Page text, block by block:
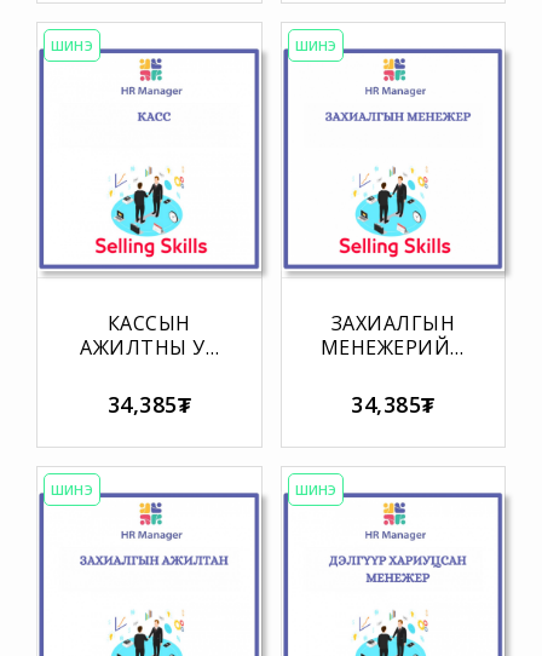
ШИНЭ
КАССЫН
АЖИЛТНЫ УР
МАТРИЦ
34,385₮
ШИНЭ
ЗАХИАЛГЫН
МЕНЕЖЕРИЙН
МАТРИЦ
34,385₮
ШИНЭ ШИНЭ